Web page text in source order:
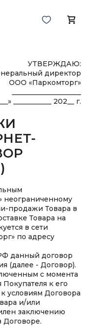
УТВЕРЖДАЮ:
директор
ООО «Паркомторг»
___________ 202__ г.
продажи Товара в
Товара на
в сети
по адресу
данный договор
(далее - Договор).
с момента
к его
условиям Договора
и/или
заключению
Договоре.